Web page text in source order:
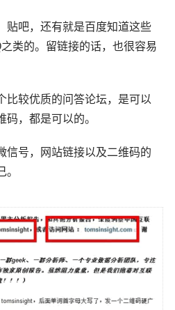
贴吧，还有就是百度知道这些
类的。留链接的话，也很容易
比较优质的问答论坛，是可以
码，都是可以的。
信号，网站链接以及二维码的
。